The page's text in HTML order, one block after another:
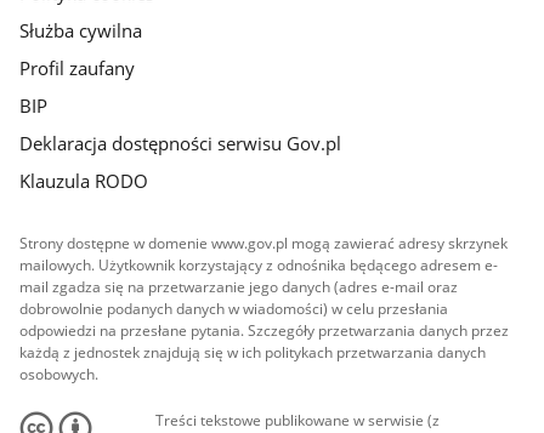
Służba cywilna
Profil zaufany
BIP
Deklaracja dostępności serwisu Gov.pl
Klauzula RODO
Strony dostępne w domenie www.gov.pl mogą zawierać adresy skrzynek
mailowych. Użytkownik korzystający z odnośnika będącego adresem e-
mail zgadza się na przetwarzanie jego danych (adres e-mail oraz
dobrowolnie podanych danych w wiadomości) w celu przesłania
odpowiedzi na przesłane pytania. Szczegóły przetwarzania danych przez
każdą z jednostek znajdują się w ich politykach przetwarzania danych
osobowych.
Treści tekstowe publikowane w serwisie (z